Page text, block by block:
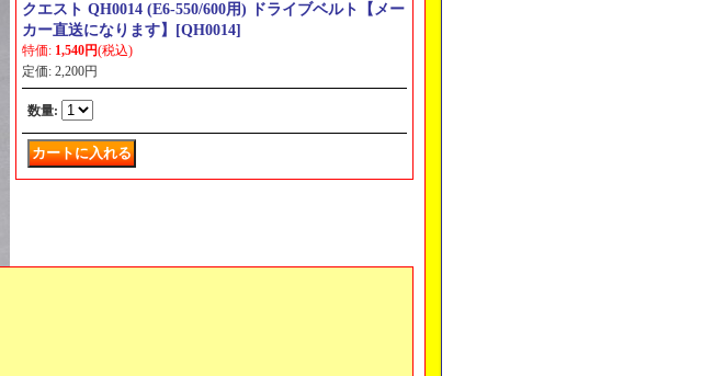
クエスト QH0014 (E6-550/600用) ドライブベルト【メー
カー直送になります】
[QH0014]
特価: 1,540円(税込)
定価: 2,200円
数量: